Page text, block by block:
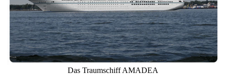
Das Traumschiff AMADEA